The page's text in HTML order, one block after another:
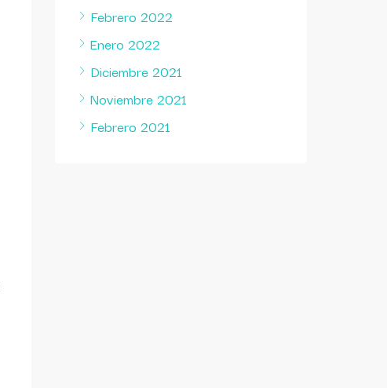
Febrero 2022
Enero 2022
Diciembre 2021
Noviembre 2021
Febrero 2021